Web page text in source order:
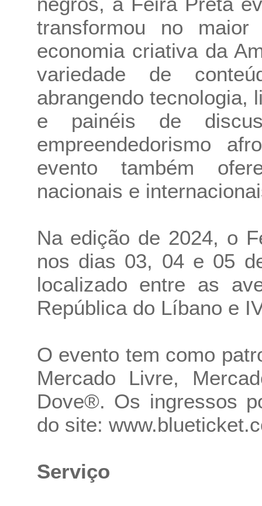
transformou no
economia criativa da
variedade de
abrangendo tecnologia,
e painéis de
empreendedorismo
evento também
nacionais e
Na edição de 2024, o
nos dias 03, 04 e 05
localizado entre as
República do Líbano e
O evento tem como
Mercado Livre,
Dove®. Os ingressos
do site:
Serviço